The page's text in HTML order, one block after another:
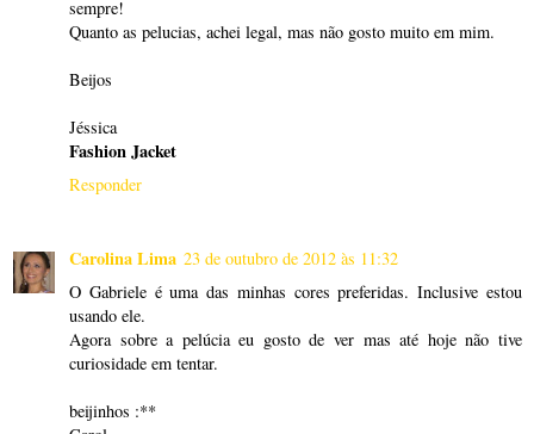
sempre!
Quanto as pelucias, achei legal, mas não gosto muito em mim.
Beijos
Jéssica
Fashion Jacket
Responder
Carolina Lima 23 de outubro de 2012 às 11:32
O Gabriele é uma das minhas cores preferidas. Inclusive estou
usando ele.
Agora sobre a pelúcia eu gosto de ver mas até hoje não tive
curiosidade em tentar.
beijinhos :**